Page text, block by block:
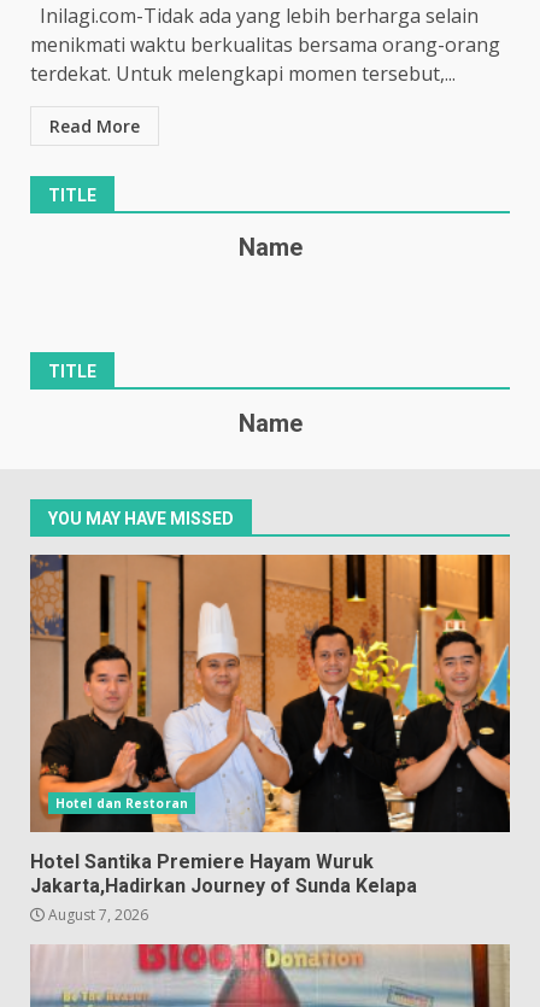
Inilagi.com-Tidak ada yang lebih berharga selain
menikmati waktu berkualitas bersama orang-orang
terdekat. Untuk melengkapi momen tersebut,...
Read More
TITLE
Name
TITLE
Name
YOU MAY HAVE MISSED
Hotel dan Restoran
Hotel Santika Premiere Hayam Wuruk
Jakarta,Hadirkan Journey of Sunda Kelapa
August 7, 2026